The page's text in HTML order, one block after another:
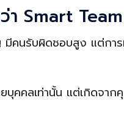
า Smart Team
มีคนรับผิดชอบสูง แต่กา
ยบุคคลเท่านั้น แต่เกิดจ